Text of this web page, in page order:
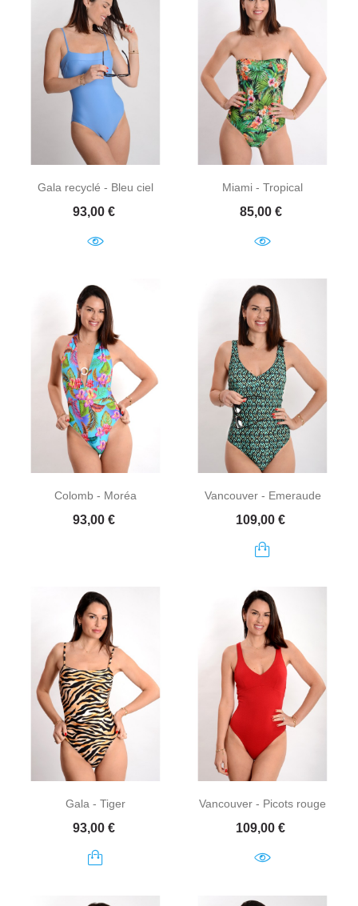
Gala recyclé - Bleu ciel
Prix
93,00 €
Miami - Tropical
Prix
85,00 €
Colomb - Moréa
Prix
93,00 €
Vancouver - Emeraude
Prix
109,00 €
Gala - Tiger
Prix
93,00 €
Vancouver - Picots rouge
Prix
109,00 €